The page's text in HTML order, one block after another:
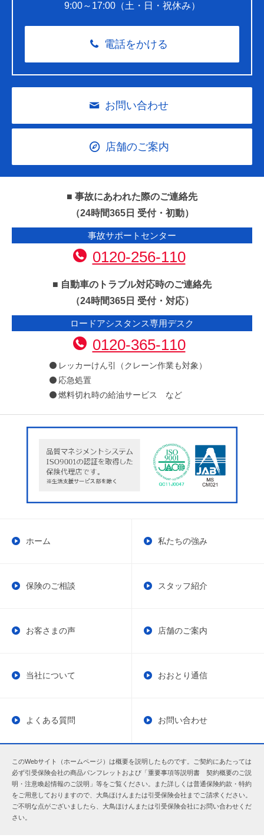
9:00～17:00（土・日・祝休み）
電話をかける
お問い合わせ
店舗のご案内
■ 事故にあわれた際のご連絡先
（24時間365日 受付・初動）
事故サポートセンター
0120-256-110
■ 自動車のトラブル対応時のご連絡先
（24時間365日 受付・対応）
ロードアシスタンス専用デスク
0120-365-110
レッカーけん引（クレーン作業も対象）
応急処置
燃料切れ時の給油サービス など
ホーム 私たちの強み
保険のご相談 スタッフ紹介
お客さまの声 店舗のご案内
当社について おおとり通信
よくある質問 お問い合わせ
このWebサイト（ホームページ）は概要を説明したものです。ご契約にあたっては
必ず引受保険会社の商品パンフレットおよび「重要事項等説明書 契約概要のご説
明・注意喚起情報のご説明」等をご覧ください。また詳しくは普通保険約款・特約
をご用意しておりますので、大鳥ほけんまたは引受保険会社までご請求ください。
ご不明な点がございましたら、大鳥ほけんまたは引受保険会社にお問い合わせくだ
さい。